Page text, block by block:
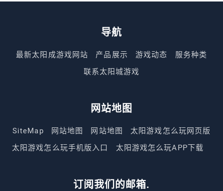
导航
最新太阳成游戏网站 产品展示 游戏动态
服务种类
联系太阳城游戏
网站地图
SiteMap 网站地图 网站地图
太阳游戏怎么玩网页版
太阳游戏怎么玩手机版入口
太阳游戏怎么玩APP下载
订阅我们的邮箱.